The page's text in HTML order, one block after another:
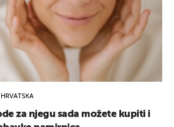
za njegu sada možete kupiti i